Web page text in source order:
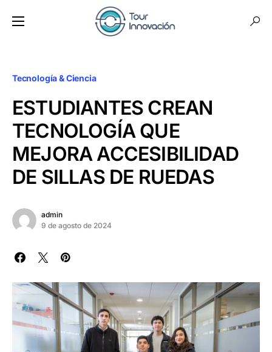
Tecnología & Ciencia
ESTUDIANTES CREAN
TECNOLOGÍA QUE
MEJORA ACCESIBILIDAD
DE SILLAS DE RUEDAS
admin
9 de agosto de 2024